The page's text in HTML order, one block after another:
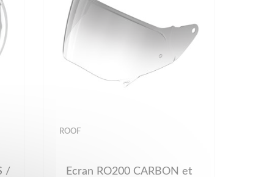
/
ROOF
Ecran RO200 CARBON et